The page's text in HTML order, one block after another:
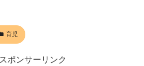
育児
スポンサーリンク